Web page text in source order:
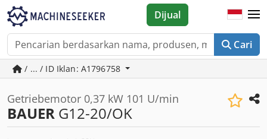
Cari
Dijual
/ ... / ID Iklan: A1796758
Getriebemotor 0,37 kW 101 U/min
BAUER G12-20/OK